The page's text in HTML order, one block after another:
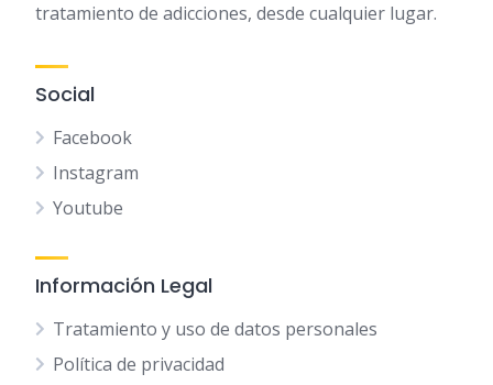
tratamiento de adicciones, desde cualquier lugar.
Social
Facebook
Instagram
Youtube
Información Legal
Tratamiento y uso de datos personales
Política de privacidad